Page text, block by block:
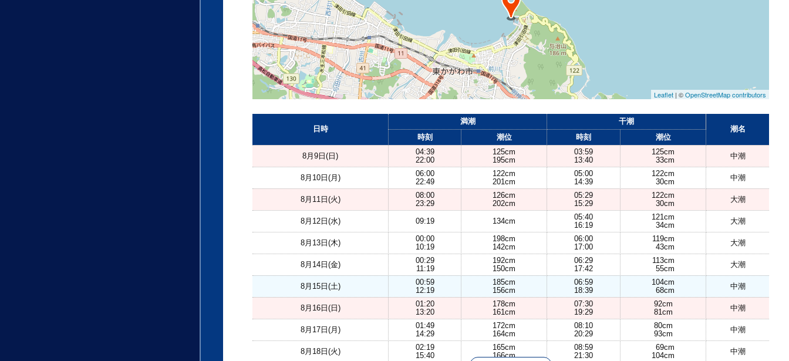
Leaflet | ©OpenStreetMap contributors
日時
満潮
干潮
潮名
時刻
潮位 時刻 潮位
8月9日(日)
04:39
22:00
125cm
195cm
03:59
13:40
125cm
33cm
中潮
8月10日(月)
06:00
22:49
122cm
201cm
05:00
14:39
122cm
30cm
中潮
8月11日(火)
08:00
23:29
126cm
202cm
05:29
15:29
122cm
30cm
大潮
8月12日(水) 09:19 134cm
05:40
16:19
121cm
34cm
大潮
8月13日(木)
00:00
10:19
198cm
142cm
06:00
17:00
119cm
43cm
大潮
8月14日(金)
00:29
11:19
192cm
150cm
06:29
17:42
113cm
55cm
大潮
8月15日(土)
00:59
12:19
185cm
156cm
06:59
18:39
104cm
68cm
中潮
8月16日(日)
01:20
13:20
178cm
161cm
07:30
19:29
92cm
81cm
中潮
8月17日(月)
01:49
14:29
172cm
164cm
08:10
20:29
80cm
93cm
中潮
8月18日(火)
02:19
15:40
165cm
166cm
08:59
21:30
69cm
104cm
中潮